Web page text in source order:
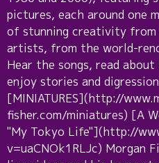
pictures, each around one
of stunning creativity
artists, from the world-
Hear the songs, read
enjoy stories and
[MINIATURES](http://
fisher.com/miniatures) [A
"My Tokyo Life"](http://
v=uaCNOk1RLJc) Morgan